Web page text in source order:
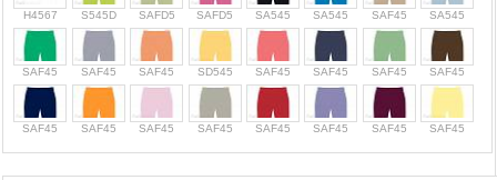
H4567 S545D SAFD5 SAFD5 SA545 SA545 SAF45 SA545
SAF45 SAF45 SAF45 SD545 SAF45 SAF45 SAF45 SAF45
SAF45 SAF45 SAF45 SAF45 SAF45 SAF45 SAF45 SAF45